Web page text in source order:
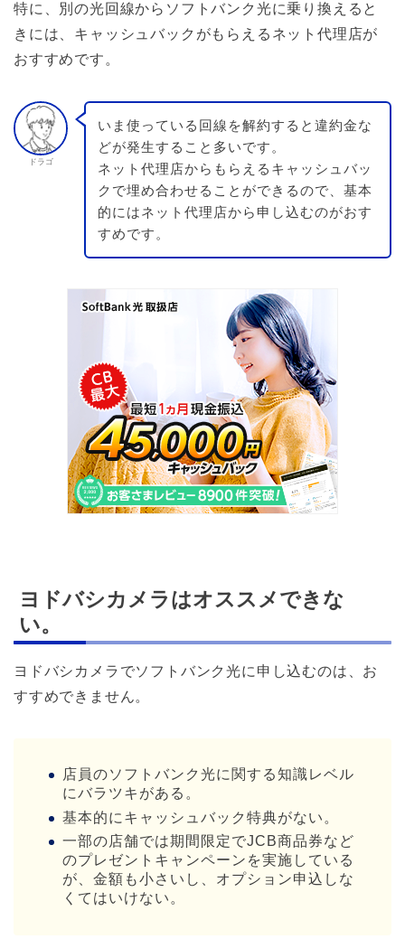
特に、別の光回線からソフトバンク光に乗り換えると
きには、キャッシュバックがもらえるネット代理店が
おすすめです。
ドラゴ
いま使っている回線を解約すると違約金な
どが発生すること多いです。
ネット代理店からもらえるキャッシュバッ
クで埋め合わせることができるので、基本
的にはネット代理店から申し込むのがおす
すめです。
ヨドバシカメラはオススメできな
い。
ヨドバシカメラでソフトバンク光に申し込むのは、お
すすめできません。
店員のソフトバンク光に関する知識レベル
にバラツキがある。
基本的にキャッシュバック特典がない。
一部の店舗では期間限定でJCB商品券など
のプレゼントキャンペーンを実施している
が、金額も小さいし、オプション申込しな
くてはいけない。